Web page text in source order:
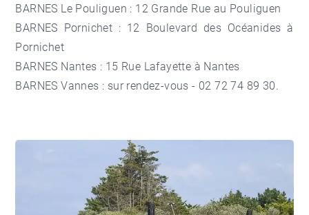
BARNES Le Pouliguen : 12 Grande Rue au Pouliguen
BARNES Pornichet : 12 Boulevard des Océanides à
Pornichet
BARNES Nantes : 15 Rue Lafayette à Nantes
BARNES Vannes : sur rendez-vous - 02 72 74 89 30.